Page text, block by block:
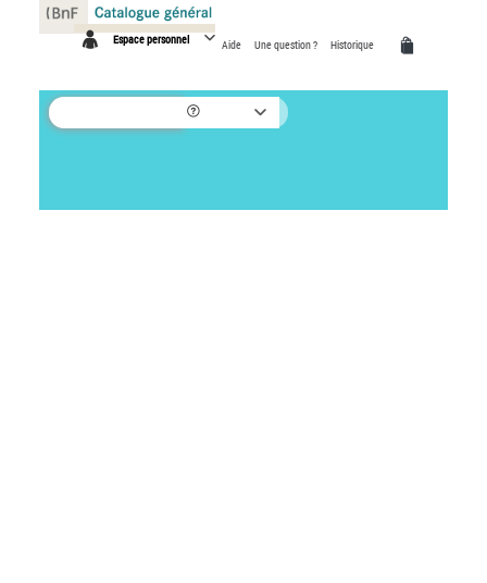
Espace personnel Aide Une question ? Historique
Panneau de gestion des cookies